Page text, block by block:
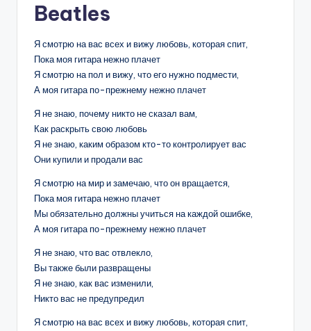
Beatles
Я смотрю на вас всех и вижу любовь, которая спит,
Пока моя гитара нежно плачет
Я смотрю на пол и вижу, что его нужно подмести,
А моя гитара по-прежнему нежно плачет
Я не знаю, почему никто не сказал вам,
Как раскрыть свою любовь
Я не знаю, каким образом кто-то контролирует вас
Они купили и продали вас
Я смотрю на мир и замечаю, что он вращается,
Пока моя гитара нежно плачет
Мы обязательно должны учиться на каждой ошибке,
А моя гитара по-прежнему нежно плачет
Я не знаю, что вас отвлекло,
Вы также были развращены
Я не знаю, как вас изменили,
Никто вас не предупредил
Я смотрю на вас всех и вижу любовь, которая спит,